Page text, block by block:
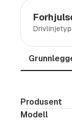
Innvendig
Lengde:
Høyde:
Kubikk: 6,8
Produsent
Modell